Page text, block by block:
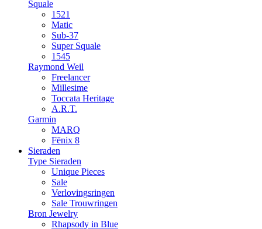
Squale
1521
Matic
Sub-37
Super Squale
1545
Raymond Weil
Freelancer
Millesime
Toccata Heritage
A.R.T.
Garmin
MARQ
Fēnix 8
Sieraden
Type Sieraden
Unique Pieces
Sale
Verlovingsringen
Sale Trouwringen
Bron Jewelry
Rhapsody in Blue